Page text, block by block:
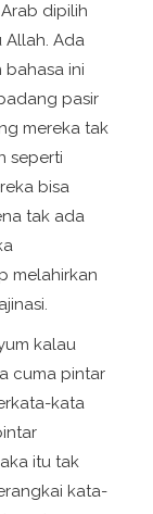
dipilih
Allah. Ada
bahasa ini
pasir
mereka tak
seperti
bisa
tak ada
melahirkan
kalau
cuma pintar
kata
itu tak
kata-